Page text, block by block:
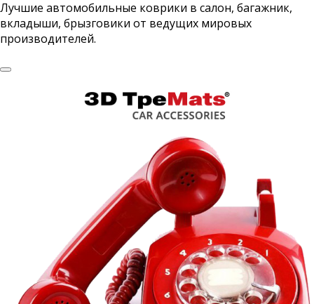
Лучшие автомобильные коврики в салон, багажник,
вкладыши, брызговики от ведущих мировых
производителей.
WeatherTech